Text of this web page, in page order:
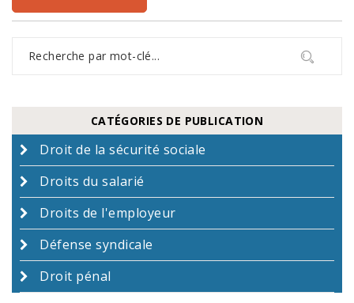
CATÉGORIES DE PUBLICATION
Droit de la sécurité sociale
Droits du salarié
Droits de l'employeur
Défense syndicale
Droit pénal